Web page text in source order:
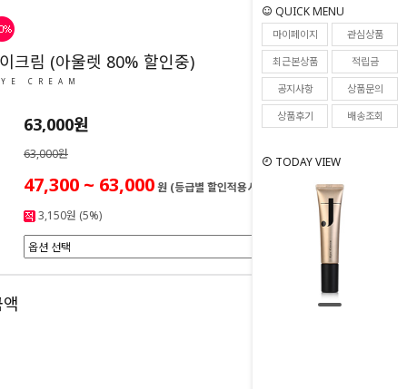
QUICK MENU
마이페이지
관심상품
최근본상품
적립금
공지사항
상품문의
상품후기
배송조회
TODAY VIEW
26
크림 (아울렛 80% 할인중)
CREAM
63,000원
63,000원
47,300 ~ 63,000원 (등급별 할인적용시)
3,150원 (5%)
0원